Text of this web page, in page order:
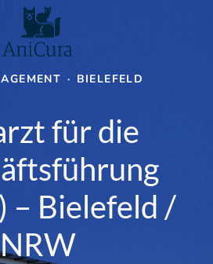
· BIELEFELD
für die
– Bielefeld /
NRW